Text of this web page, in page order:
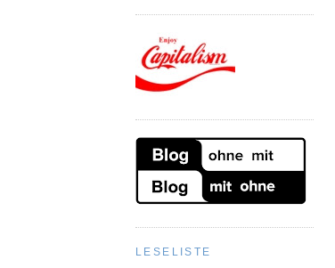
LESELISTE